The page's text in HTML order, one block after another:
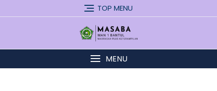
to
TOP MENU
MENU